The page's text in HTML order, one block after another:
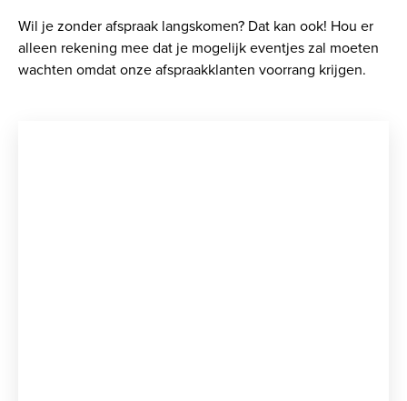
Wil je zonder afspraak langskomen? Dat kan ook! Hou er
alleen rekening mee dat je mogelijk eventjes zal moeten
wachten omdat onze afspraakklanten voorrang krijgen.